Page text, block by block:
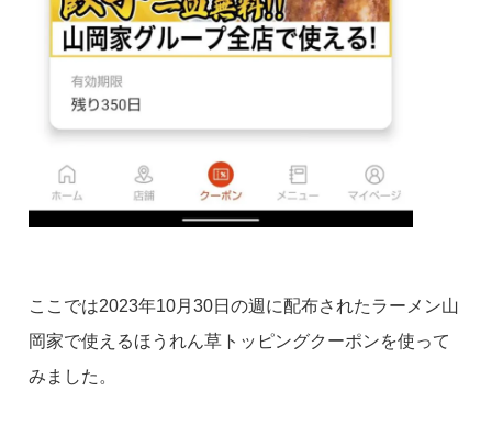
ここでは2023年10月30日の週に配布されたラーメン山
岡家で使えるほうれん草トッピングクーポンを使って
みました。